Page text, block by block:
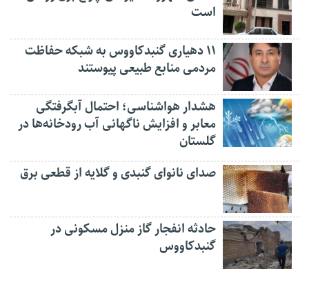
است
۱۱ دهیاری گنبدکاووس به شبکه حفاظت
مردمی منابع طبیعی پیوستند
هشدار هواشناسی؛ احتمال آبگرفتگی
معابر و افزایش ناگهانی آب رودخانه‌ها در
گلستان
صدای نانوای گنبدی و گلایه از قطعی برق
حادثه انفجار گاز منزل مسکونی در
گنبدکاووس